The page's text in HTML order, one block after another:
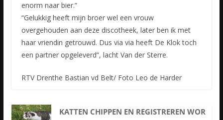
enorm naar bier.”
“Gelukkig heeft mijn broer wel een vrouw
overgehouden aan deze discotheek, later ben ik met
haar vriendin getrouwd. Dus via via heeft De Klok toch
een partner opgeleverd”, lacht Van der Sterre.
RTV Drenthe Bastian vd Belt/ Foto Leo de Harder
KATTEN CHIPPEN EN REGISTREREN WOR